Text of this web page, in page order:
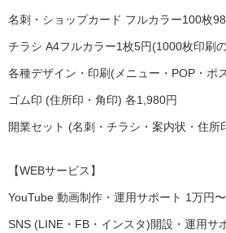
名刺・ショップカード フルカラー100枚
チラシ A4フルカラー1枚5円(1000枚印刷
各種デザイン・印刷(メニュー・POP・ポ
ゴム印 (住所印・角印) 各1,980円
開業セット (名刺・チラシ・案内状・住所
【WEBサービス】
YouTube 動画制作・運用サポート 1万円〜
SNS (LINE・FB・インスタ)開設・運用サ